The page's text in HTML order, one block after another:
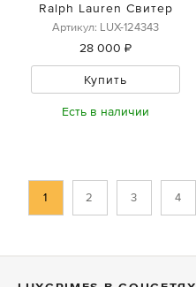
Ralph Lauren Свитер
Артикул: LUX-124343
28 000 ₽
Купить
Есть в наличии
1 2 3 4